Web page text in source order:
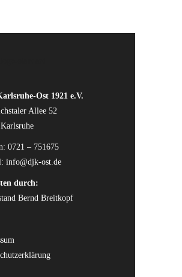
Ost 1921 e.V.
Allee 52
0721 – 751675
info@djk-ost.de
durch:
Bernd Breitkopf